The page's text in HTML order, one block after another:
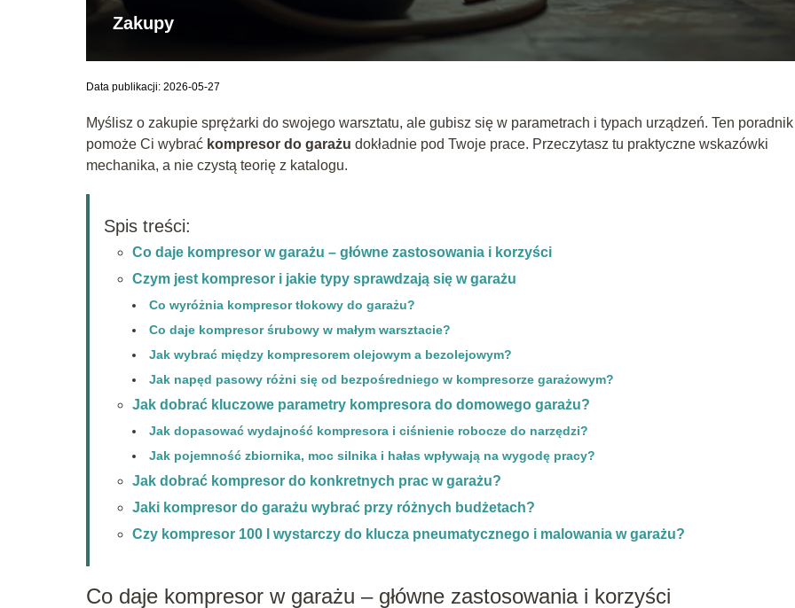
Zakupy
Data publikacji: 2026-05-27
Myślisz o zakupie sprężarki do swojego warsztatu, ale gubisz się w parametrach i typach urządzeń. Ten poradnik
pomoże Ci wybrać kompresor do garażu dokładnie pod Twoje prace. Przeczytasz tu praktyczne wskazówki
mechanika, a nie czystą teorię z katalogu.
Spis treści:
Co daje kompresor w garażu – główne zastosowania i korzyści
Czym jest kompresor i jakie typy sprawdzają się w garażu
Co wyróżnia kompresor tłokowy do garażu?
Co daje kompresor śrubowy w małym warsztacie?
Jak wybrać między kompresorem olejowym a bezolejowym?
Jak napęd pasowy różni się od bezpośredniego w kompresorze garażowym?
Jak dobrać kluczowe parametry kompresora do domowego garażu?
Jak dopasować wydajność kompresora i ciśnienie robocze do narzędzi?
Jak pojemność zbiornika, moc silnika i hałas wpływają na wygodę pracy?
Jak dobrać kompresor do konkretnych prac w garażu?
Jaki kompresor do garażu wybrać przy różnych budżetach?
Czy kompresor 100 l wystarczy do klucza pneumatycznego i malowania w garażu?
Co daje kompresor w garażu – główne zastosowania i korzyści